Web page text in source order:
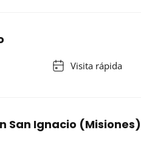
Visita rápida
San Ignacio (Misiones)